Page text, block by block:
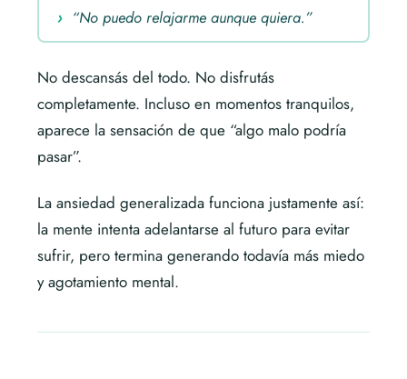
“No puedo relajarme aunque quiera.”
No descansás del todo. No disfrutás
completamente. Incluso en momentos tranquilos,
aparece la sensación de que “algo malo podría
pasar”.
La ansiedad generalizada funciona justamente así:
la mente intenta adelantarse al futuro para evitar
sufrir, pero termina generando todavía más miedo
y agotamiento mental.